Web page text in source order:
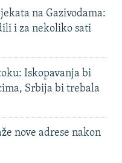
na Gazivodama:
i za nekoliko sati
Iskopavanja bi
Srbija bi trebala
nove adrese nakon